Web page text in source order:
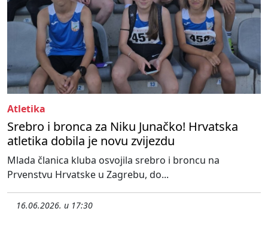
Atletika
Srebro i bronca za Niku Junačko! Hrvatska
atletika dobila je novu zvijezdu
Mlada članica kluba osvojila srebro i broncu na
Prvenstvu Hrvatske u Zagrebu, do...
16.06.2026. u 17:30